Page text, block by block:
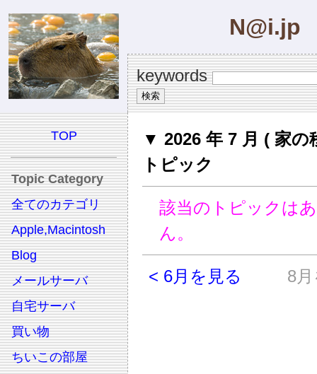
N@i.jp
keywords
TOP
Topic Category
全てのカテゴリ
Apple,Macintosh
Blog
メールサーバ
自宅サーバ
買い物
ちいこの部屋
▼ 2026 年 7 月 ( 家の
トピック
該当のトピックは
ん。
< 6月を見る 8